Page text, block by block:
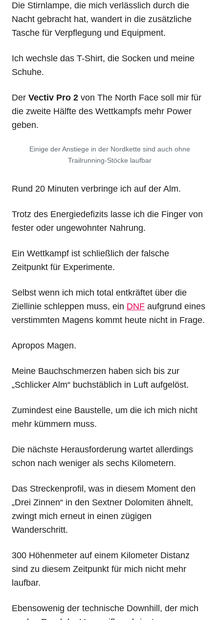
Die Stirnlampe, die mich verlässlich durch die
Nacht gebracht hat, wandert in die zusätzliche
Tasche für Verpflegung und Equipment.
Ich wechsle das T-Shirt, die Socken und meine
Schuhe.
Der Vectiv Pro 2 von The North Face soll mir für
die zweite Hälfte des Wettkampfs mehr Power
geben.
Einige der Anstiege in der Nordkette sind auch ohne
Trailrunning-Stöcke laufbar
Rund 20 Minuten verbringe ich auf der Alm.
Trotz des Energiedefizits lasse ich die Finger von
fester oder ungewohnter Nahrung.
Ein Wettkampf ist schließlich der falsche
Zeitpunkt für Experimente.
Selbst wenn ich mich total entkräftet über die
Ziellinie schleppen muss, ein DNF aufgrund eines
verstimmten Magens kommt heute nicht in Frage.
Apropos Magen.
Meine Bauchschmerzen haben sich bis zur
„Schlicker Alm“ buchstäblich in Luft aufgelöst.
Zumindest eine Baustelle, um die ich mich nicht
mehr kümmern muss.
Die nächste Herausforderung wartet allerdings
schon nach weniger als sechs Kilometern.
Das Streckenprofil, was in diesem Moment den
„Drei Zinnen“ in den Sextner Dolomiten ähnelt,
zwingt mich erneut in einen zügigen
Wanderschritt.
300 Höhenmeter auf einem Kilometer Distanz
sind zu diesem Zeitpunkt für mich nicht mehr
laufbar.
Ebensowenig der technische Downhill, der mich